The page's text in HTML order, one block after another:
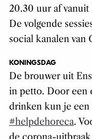
20.30 uur af
De volgende
social kanalen van
KONINGSDAG
De brouwer uit
in petto. Door een
drinken kun je een
#helpdehoreca.